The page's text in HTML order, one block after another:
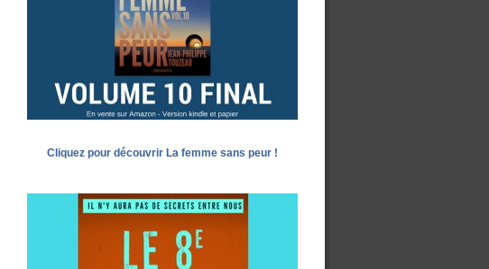
Cliquez pour découvrir La femme sans peur !